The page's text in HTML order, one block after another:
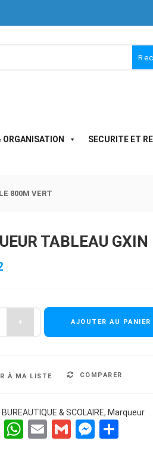
SECURITE ET
800M VERT
TABLEAU
AJOUTER AU PANIER
À MA LISTE COMPARER
BUREAUTIQUE & SCOLAIRE, Marqueur
LinkedIn
WhatsApp
EmailGmail